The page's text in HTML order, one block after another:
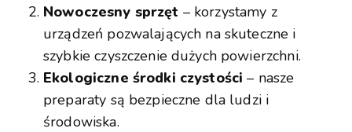
Nowoczesny sprzęt – korzystamy z
urządzeń pozwalających na skuteczne i
szybkie czyszczenie dużych powierzchni.
Ekologiczne środki czystości – nasze
preparaty są bezpieczne dla ludzi i
środowiska.